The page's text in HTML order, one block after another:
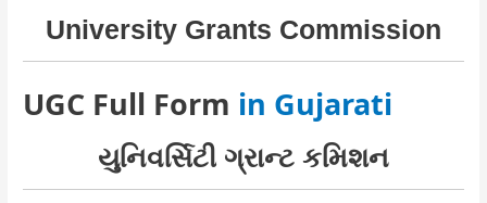
University Grants Commission
UGC Full Form in Gujarati
યુનિવર્સિટી ગ્રાન્ટ કમિશન